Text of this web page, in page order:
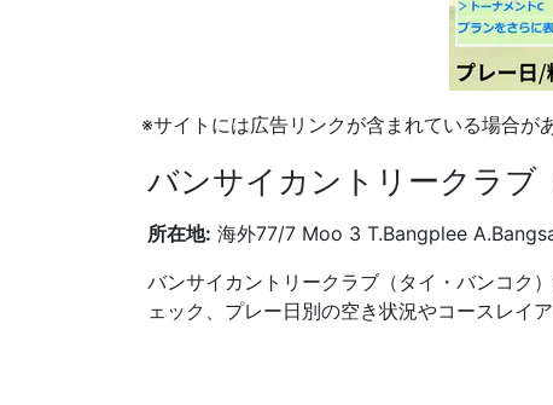
※サイトには広告リンクが含まれている場合が
バンサイカントリークラブ
所在地: 海外77/7 Moo 3 T.Bangplee
バンサイカントリークラブ（タイ・バンコク
ェック、プレー日別の空き状況やコースレイ